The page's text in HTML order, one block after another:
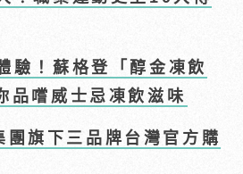
驗！蘇格登「醇金凍飲
品嚐威士忌凍飲滋味
旗下三品牌台灣官方購